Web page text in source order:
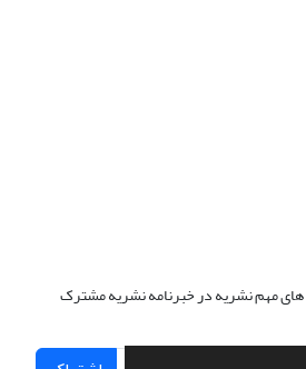
های مهم نشریه در خبرنامه نشریه مشترک